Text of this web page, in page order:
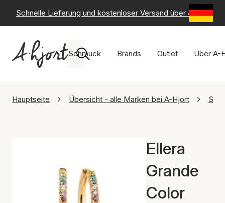
Schnelle Lieferung und kostenloser Versand über 49 € -
Schmuck Brands Outlet Über A-
Hauptseite Übersicht - alle Marken bei A-Hjort Sif
Ellera
Grande
Color